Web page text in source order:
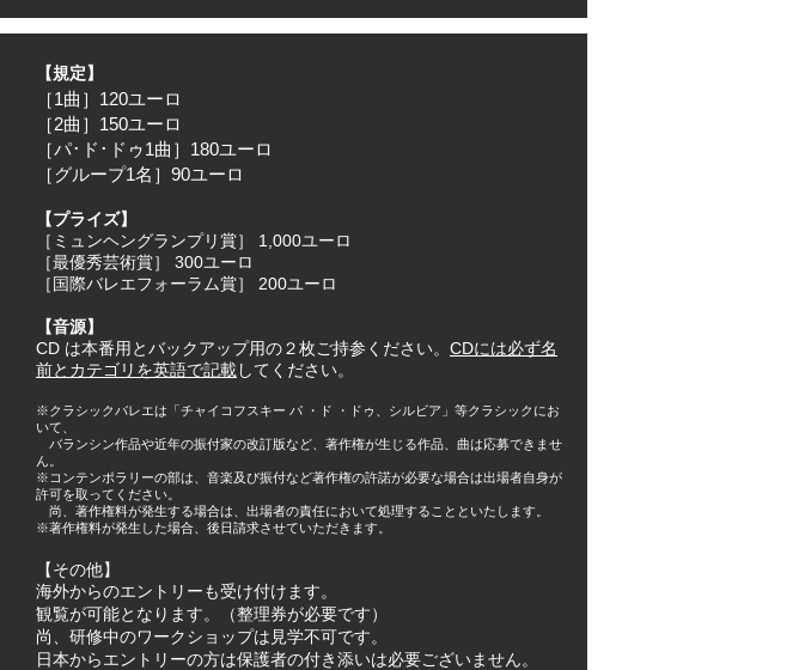
【規定】
［1曲］120ユーロ
［2曲］150ユーロ
［パ･ド･ドゥ1曲］180ユーロ
［グループ1名］90ユーロ​
【プライズ】
［ミュンヘングランプリ賞］ 1,000ユーロ
［最優秀芸術賞］ 300ユーロ
［国際バレエフォーラム賞］ 200ユーロ
【音源】
CD は本番用とバックアップ用の２枚ご持参ください。 CDには必ず名
前とカテゴリを英語で記載 してください。
※クラシックバレエは「チャイコフスキー パ ・ド ・ドゥ、シルビア」等クラシックにお
いて、
バランシン作品や近年の振付家の改訂版など、著作権が生じる作品、曲は応募できませ
ん。
※ コンテンポラリーの部は、音楽及び振付など著作権の許諾が必要な場合は出場者自身が
許可を取ってください。
尚、著作権料が発生する場合は、出場者の責任において処理することといたします。
※著作権料が発生した場合、後日請求させていただきます。
​【その他】
海外からのエントリーも受け付けます。
観覧が可能となります。（整理券が必要です）
尚、研修中のワークショップは見学不可です。
日本からエントリーの方は保護者の付き添いは必要ございません。